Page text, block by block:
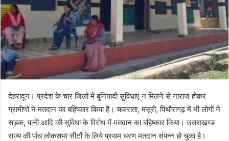
देहरादून। प्रदेश के चार जिलों में बुनियादी सुविधाएं न मिलने से नाराज होकर
ग्रामीणों ने मतदान का बहिष्कार किया है। चकराता, मसूरी, पिथौरागढ़ में भी लोगों ने
सड़क, पानी आदि की सुविधा के विरोध में मतदान का बहिष्कार किया। उत्तराखण्ड
राज्य की पांच लोकसभा सीटों के लिये प्रथम चरण मतदान संपन्न हो चुका है।